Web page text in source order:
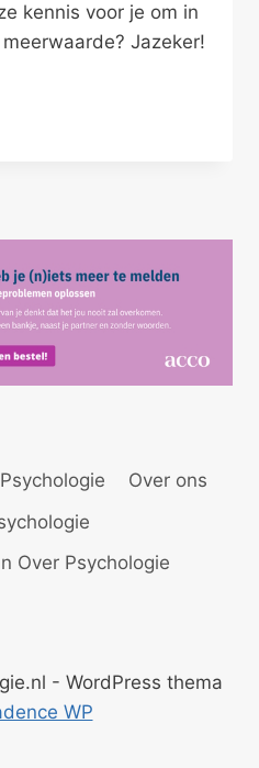
kennis voor je om in
Jazeker!
Over ons
Over Psychologie
- WordPress thema
WP